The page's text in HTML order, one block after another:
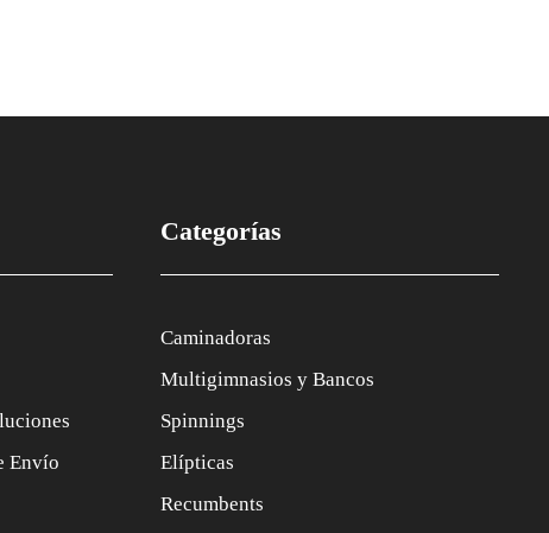
Envío
Categorías
Caminadoras
Multigimnasios y Bancos
Spinnings
Elípticas
Recumbents